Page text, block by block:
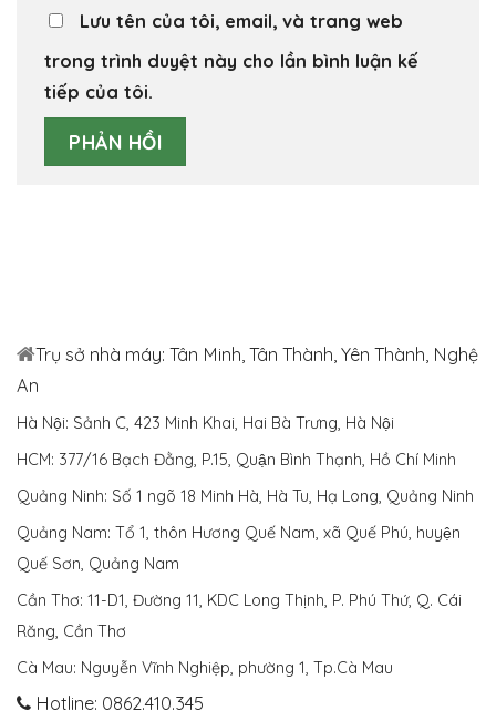
Lưu tên của tôi, email, và trang web
trong trình duyệt này cho lần bình luận kế
tiếp của tôi.
Trụ sở nhà máy: Tân Minh, Tân Thành, Yên Thành, Nghệ
An
Hà Nội: Sảnh C, 423 Minh Khai, Hai Bà Trưng, Hà Nội
HCM: 377/16 Bạch Đằng, P.15, Quận Bình Thạnh, Hồ Chí Minh
Quảng Ninh: Số 1 ngõ 18 Minh Hà, Hà Tu, Hạ Long, Quảng Ninh
Quảng Nam: Tổ 1, thôn Hương Quế Nam, xã Quế Phú, huyện
Quế Sơn, Quảng Nam
Cần Thơ: 11-D1, Đường 11, KDC Long Thịnh, P. Phú Thứ, Q. Cái
Răng, Cần Thơ
Cà Mau: Nguyễn Vĩnh Nghiệp, phường 1, Tp.Cà Mau
Hotline: 0862.410.345